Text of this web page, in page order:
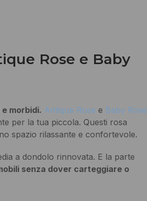
Rose e Baby
morbidi. Antique Rose e Baby Rose
per la tua piccola. Questi rosa
spazio rilassante e confortevole.
a dondolo rinnovata. E la parte
senza dover carteggiare o